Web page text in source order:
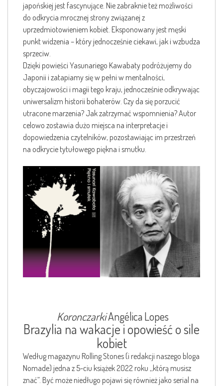
japońskiej jest fascynujące. Nie zabraknie też możliwości
do odkrycia mrocznej strony związanej z
uprzedmiotowieniem kobiet. Eksponowany jest męski
punkt widzenia – który jednocześnie ciekawi, jak i wzbudza
sprzeciw.
Dzięki powieści Yasunariego Kawabaty podróżujemy do
Japonii i zatapiamy się w pełni w mentalności,
obyczajowości i magii tego kraju, jednocześnie odkrywając
uniwersalizm historii bohaterów. Czy da się porzucić
utracone marzenia? Jak zatrzymać wspomnienia? Autor
celowo zostawia dużo miejsca na interpretacje i
dopowiedzenia czytelników, pozostawiając im przestrzeń
na odkrycie tytułowego piękna i smutku.
KoronczarkiAngélica Lopes
Brazylia na wakacje i opowieść o sile
kobiet
Według magazynu Rolling Stones (i redakcji naszego bloga
Nomade) jedna z 5-ciu książek 2022 roku ,,którą musisz
znać”. Być może niedługo pojawi się również jako serial na